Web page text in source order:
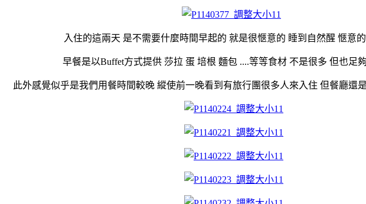
入住的這兩天 是不需要什麼時間早起的 就是很愜意的 睡到自然醒 愜意
早餐是以Buffet方式提供 莎拉 蛋 培根 麵包 ....等等食材 不是很多 但也足
此外感覺似乎是我們用餐時間較晚 縱使前一晚看到有旅行團很多人來入住 但餐廳還